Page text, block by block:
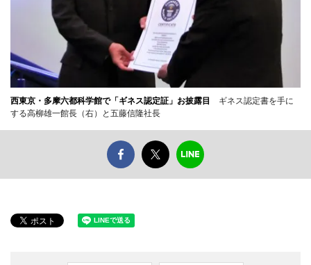
西東京・多摩六都科学館で「ギネス認定証」お披露目
ギネス認定書を手に
する高柳雄一館長（右）と五藤信隆社長